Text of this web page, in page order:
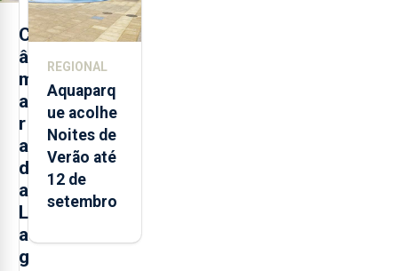
C
â
m
a
r
a
d
a
L
a
g
2025 nos
Açores
REGIONAL
Aquaparq
ue acolhe
Noites de
Verão até
12 de
setembro